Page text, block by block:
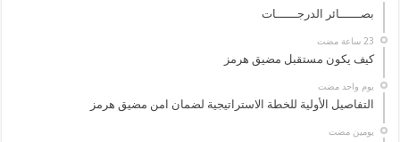
بصــــــائر الدرجــــــات
كيف يكون مستقبل مضيق هرمز
‏يوم واحد مضت
التفاصيل الأولية للخطة الاستراتيجية لضمان امن مضيق هرمز
‏يومين مضت